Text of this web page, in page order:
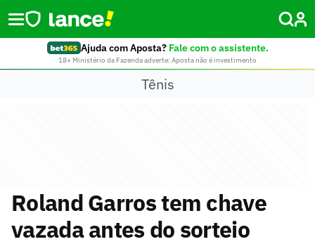
Ajuda com Aposta? Fale com o assistente.
18+ Ministério da Fazenda adverte: Aposta não é investimento
Tênis
Roland Garros tem chave
vazada antes do sorteio